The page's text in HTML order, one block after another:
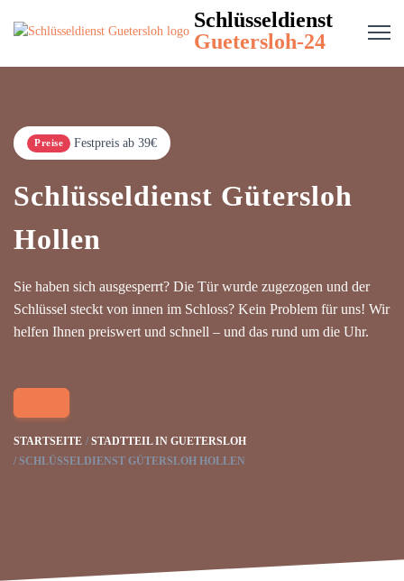
Schlüsseldienst
Guetersloh-24
Preise Festpreis ab 39€
Schlüsseldienst Gütersloh
Hollen
Sie haben sich ausgesperrt? Die Tür wurde zugezogen und der
Schlüssel steckt von innen im Schloss? Kein Problem für uns! Wir
helfen Ihnen preiswert und schnell – und das rund um die Uhr.
STARTSEITE
STADTTEIL IN GUETERSLOH
SCHLÜSSELDIENST GÜTERSLOH HOLLEN